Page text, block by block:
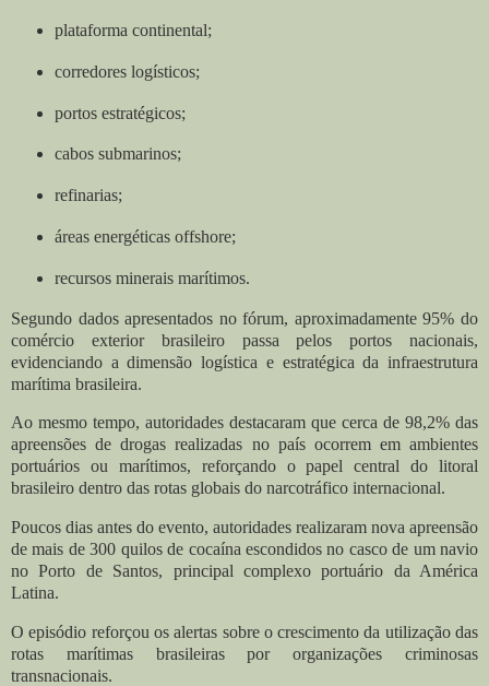
plataforma continental;
corredores logísticos;
portos estratégicos;
cabos submarinos;
refinarias;
áreas energéticas offshore;
recursos minerais marítimos.
Segundo dados apresentados no fórum, aproximadamente 95% do
comércio exterior brasileiro passa pelos portos nacionais,
evidenciando a dimensão logística e estratégica da infraestrutura
marítima brasileira.
Ao mesmo tempo, autoridades destacaram que cerca de 98,2% das
apreensões de drogas realizadas no país ocorrem em ambientes
portuários ou marítimos, reforçando o papel central do litoral
brasileiro dentro das rotas globais do narcotráfico internacional.
Poucos dias antes do evento, autoridades realizaram nova apreensão
de mais de 300 quilos de cocaína escondidos no casco de um navio
no Porto de Santos, principal complexo portuário da América
Latina.
O episódio reforçou os alertas sobre o crescimento da utilização das
rotas marítimas brasileiras por organizações criminosas
transnacionais.